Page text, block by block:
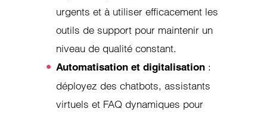
urgents et à utiliser efficacement les
outils de support pour maintenir un
niveau de qualité constant.
Automatisation et digitalisation :
déployez des chatbots, assistants
virtuels et FAQ dynamiques pour